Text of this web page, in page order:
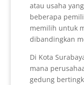
atau usaha
beberapa
memilih untuk
dibandingkan
Di Kota
mana
gedung